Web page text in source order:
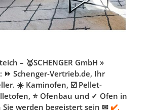
– 🥇SCHENGER GmbH »
⏩ Schenger-Vertrieb.de, Ihr
☀️ Kaminofen, ☑️ Pellet-
⭐ Ofenbau und ✓ Ofen in
werden begeistert sein ✉ ✔️.